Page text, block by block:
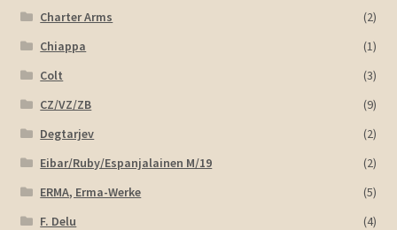
Charter Arms
(2)
Chiappa
(1)
Colt
(3)
CZ/VZ/ZB
(9)
Degtarjev
(2)
Eibar/Ruby/Espanjalainen M/19
(2)
ERMA, Erma-Werke
(5)
F. Delu
(4)